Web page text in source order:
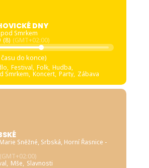
DNY
Smrkem
(8) (GMT+02:00)
do konce)
Festival, Folk, Hudba,
Smrkem, Koncert, Party, Zábava
Sněžné, Srbská, Horní Řasnice -
(GMT+02:00)
Mše, Slavnosti